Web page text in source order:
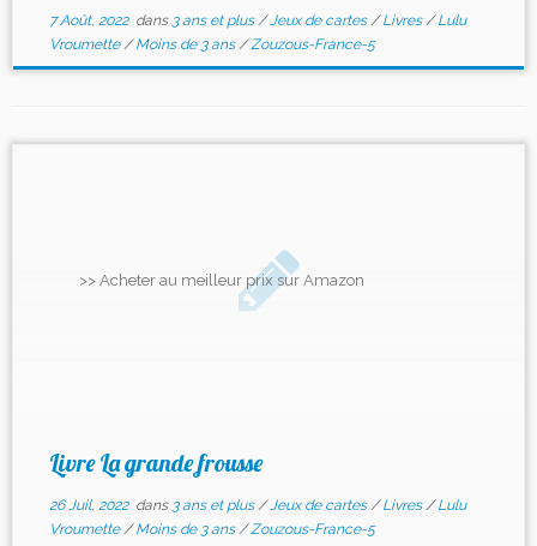
7 Août, 2022dans 3 ans et plus/Jeux de cartes/Livres/Lulu
Vroumette/Moins de 3 ans/Zouzous-France-5
>> Acheter au meilleur prix sur Amazon
Livre La grande frousse
26 Juil, 2022dans 3 ans et plus/Jeux de cartes/Livres/Lulu
Vroumette/Moins de 3 ans/Zouzous-France-5